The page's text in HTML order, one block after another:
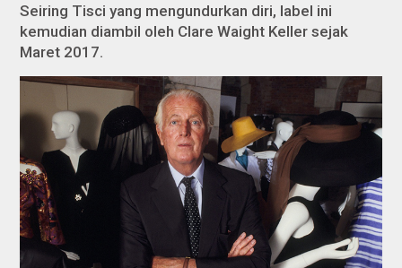
Seiring Tisci yang mengundurkan diri, label ini
kemudian diambil oleh Clare Waight Keller sejak
Maret 2017.